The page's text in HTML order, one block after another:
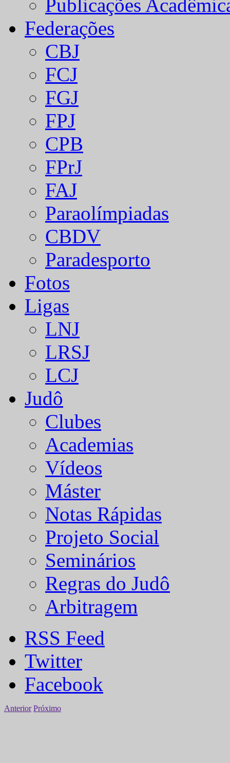
Publicações
Federações
CBJ
FCJ
FGJ
FPJ
CPB
FPrJ
FAJ
Paraolímpiadas
CBDV
Paradesporto
Fotos
Ligas
LNJ
LRSJ
LCJ
Judô
Clubes
Academias
Vídeos
Máster
Notas Rápidas
Projeto Social
Seminários
Regras do Judô
Arbitragem
RSS Feed
Twitter
Facebook
Anterior Próximo